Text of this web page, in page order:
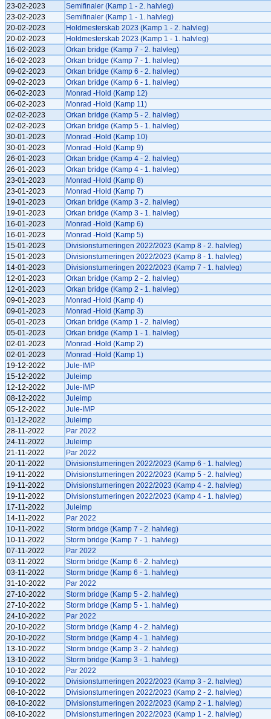
23-02-2023
Semifinaler (Kamp 1 - 2. halvleg)
23-02-2023
Semifinaler (Kamp 1 - 1. halvleg)
20-02-2023
Holdmesterskab 2023 (Kamp 1 - 2. halvleg)
20-02-2023
Holdmesterskab 2023 (Kamp 1 - 1. halvleg)
16-02-2023
Orkan bridge (Kamp 7 - 2. halvleg)
16-02-2023
Orkan bridge (Kamp 7 - 1. halvleg)
09-02-2023
Orkan bridge (Kamp 6 - 2. halvleg)
09-02-2023
Orkan bridge (Kamp 6 - 1. halvleg)
06-02-2023
Monrad -Hold (Kamp 12)
06-02-2023
Monrad -Hold (Kamp 11)
02-02-2023
Orkan bridge (Kamp 5 - 2. halvleg)
02-02-2023
Orkan bridge (Kamp 5 - 1. halvleg)
30-01-2023
Monrad -Hold (Kamp 10)
30-01-2023
Monrad -Hold (Kamp 9)
26-01-2023
Orkan bridge (Kamp 4 - 2. halvleg)
26-01-2023
Orkan bridge (Kamp 4 - 1. halvleg)
23-01-2023
Monrad -Hold (Kamp 8)
23-01-2023
Monrad -Hold (Kamp 7)
19-01-2023
Orkan bridge (Kamp 3 - 2. halvleg)
19-01-2023
Orkan bridge (Kamp 3 - 1. halvleg)
16-01-2023
Monrad -Hold (Kamp 6)
16-01-2023
Monrad -Hold (Kamp 5)
15-01-2023
Divisionsturneringen 2022/2023 (Kamp 8 - 2. halvleg)
15-01-2023
Divisionsturneringen 2022/2023 (Kamp 8 - 1. halvleg)
14-01-2023
Divisionsturneringen 2022/2023 (Kamp 7 - 1. halvleg)
12-01-2023
Orkan bridge (Kamp 2 - 2. halvleg)
12-01-2023
Orkan bridge (Kamp 2 - 1. halvleg)
09-01-2023
Monrad -Hold (Kamp 4)
09-01-2023
Monrad -Hold (Kamp 3)
05-01-2023
Orkan bridge (Kamp 1 - 2. halvleg)
05-01-2023
Orkan bridge (Kamp 1 - 1. halvleg)
02-01-2023
Monrad -Hold (Kamp 2)
02-01-2023
Monrad -Hold (Kamp 1)
19-12-2022
Jule-IMP
15-12-2022
Juleimp
12-12-2022
Jule-IMP
08-12-2022
Juleimp
05-12-2022
Jule-IMP
01-12-2022
Juleimp
28-11-2022
Par 2022
24-11-2022
Juleimp
21-11-2022
Par 2022
20-11-2022
Divisionsturneringen 2022/2023 (Kamp 6 - 1. halvleg)
19-11-2022
Divisionsturneringen 2022/2023 (Kamp 5 - 2. halvleg)
19-11-2022
Divisionsturneringen 2022/2023 (Kamp 4 - 2. halvleg)
19-11-2022
Divisionsturneringen 2022/2023 (Kamp 4 - 1. halvleg)
17-11-2022
Juleimp
14-11-2022
Par 2022
10-11-2022
Storm bridge (Kamp 7 - 2. halvleg)
10-11-2022
Storm bridge (Kamp 7 - 1. halvleg)
07-11-2022
Par 2022
03-11-2022
Storm bridge (Kamp 6 - 2. halvleg)
03-11-2022
Storm bridge (Kamp 6 - 1. halvleg)
31-10-2022
Par 2022
27-10-2022
Storm bridge (Kamp 5 - 2. halvleg)
27-10-2022
Storm bridge (Kamp 5 - 1. halvleg)
24-10-2022
Par 2022
20-10-2022
Storm bridge (Kamp 4 - 2. halvleg)
20-10-2022
Storm bridge (Kamp 4 - 1. halvleg)
13-10-2022
Storm bridge (Kamp 3 - 2. halvleg)
13-10-2022
Storm bridge (Kamp 3 - 1. halvleg)
10-10-2022
Par 2022
09-10-2022
Divisionsturneringen 2022/2023 (Kamp 3 - 2. halvleg)
08-10-2022
Divisionsturneringen 2022/2023 (Kamp 2 - 2. halvleg)
08-10-2022
Divisionsturneringen 2022/2023 (Kamp 2 - 1. halvleg)
08-10-2022
Divisionsturneringen 2022/2023 (Kamp 1 - 2. halvleg)